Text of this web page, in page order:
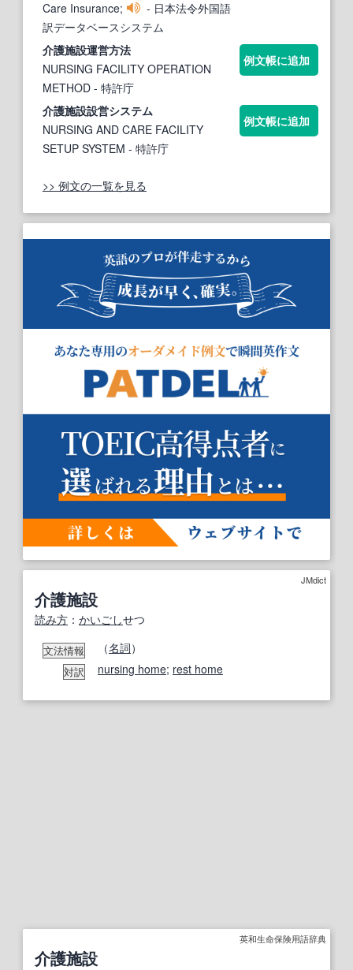
Care Insurance;
- 日本法令外国語
訳データベースシステム
介護施設運営方法
NURSING FACILITY OPERATION
METHOD - 特許庁
例文帳に追加
介護施設設営システム
NURSING AND CARE FACILITY
SETUP SYSTEM - 特許庁
例文帳に追加
>> 例文の一覧を見る
JMdict
介護施設
読み方 ： かいごしせつ
文法情報 （名詞）
対訳 nursing home; rest home
英和生命保険用語辞典
介護施設